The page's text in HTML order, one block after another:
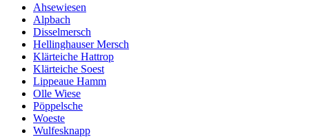
Ahsewiesen
Alpbach
Disselmersch
Hellinghauser Mersch
Klärteiche Hattrop
Klärteiche Soest
Lippeaue Hamm
Olle Wiese
Pöppelsche
Woeste
Wulfesknapp